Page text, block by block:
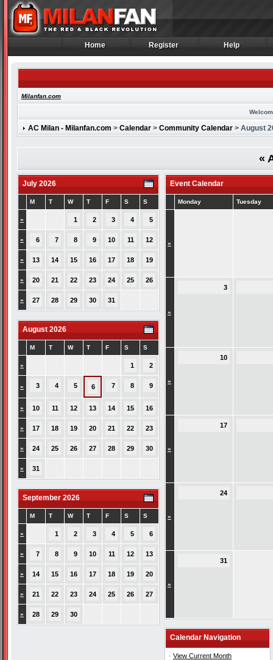
Home
Home Register
Register Help
Help
Milanfan.com
AC Milan - Milanfan.com > Calendar > Community Calendar > August
«
July 2026
M T W T F S S
» 1 2 3 4 5
» 6 7 8 9 10 11 12
» 13 14 15 16 17 18 19
» 20 21 22 23 24 25 26
» 27 28 29 30 31
August 2026
M T W T F S S
» 1 2
» 3 4 5 6 7 8 9
» 10 11 12 13 14 15 16
» 17 18 19 20 21 22 23
» 24 25 26 27 28 29 30
» 31
September 2026
M T W T F S S
» 1 2 3 4 5 6
» 7 8 9 10 11 12 13
» 14 15 16 17 18 19 20
» 21 22 23 24 25 26 27
» 28 29 30
Event Calendar
Monday Tuesday
»
»
3
»
10
»
17
»
24
»
31
Calendar Navigation
· View Current Month